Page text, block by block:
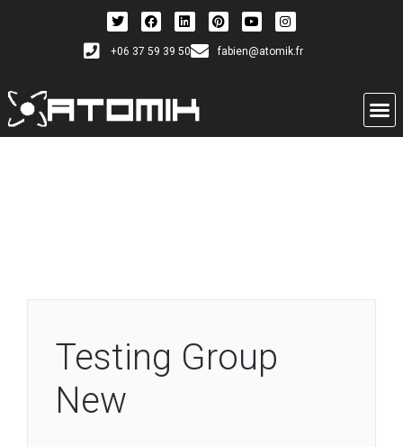
+06 37 59 39 50 fabien@atomik.fr
Testing Group
New